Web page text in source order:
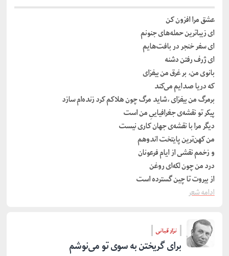
عشق مرا افزون کن
ای زیباترین حمله‌‌های جنونم
ای سفر خنجر در بافت‌هایم
ای ژرف رفتن دشنه
بانوی من، بر غرق من بیفزای
که دریا صدایم می‌کند
بر‌مرگ من بیفزای ،شاید مرگ چون هلاکم کرد زنده‌ام سازد
پیکر تو نقشه‌ی جغرافیاییِ من است
دیگر مرا با نقشه‌ی جهان کاری نیست
من کهن‌ترین پایتخت اندوهم
و زخمم نقشی از ایام فرعونان
درد من چون لکه‌ای روغن
از بیروت تا چین گسترده است
ادامه شعر
نزار قبانی
برای‌ گریختن‌ به‌ سوی‌ تو می‌نوشم‌